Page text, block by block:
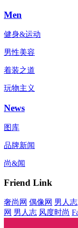
Men
健身&运动
男性美容
着装之道
玩物主义
News
图库
品牌新闻
尚&闻
Friend Link
奢尚网 偶像网 男人志
网 男人志 风度时尚